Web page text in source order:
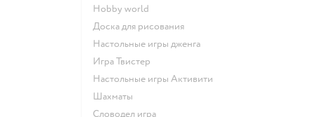
Hobby world
Доска для рисования
Настольные игры дженга
Игра Твистер
Настольные игры Активити
Шахматы
Словодел игра